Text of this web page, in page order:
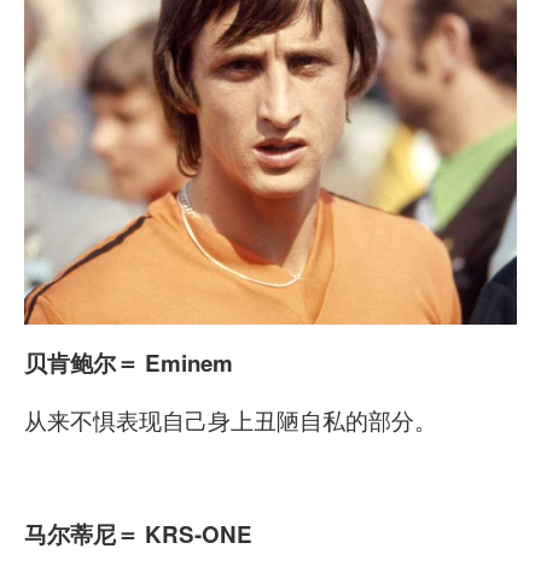
贝肯鲍尔＝ Eminem
从来不惧表现自己身上丑陋自私的部分。
马尔蒂尼＝ KRS-ONE